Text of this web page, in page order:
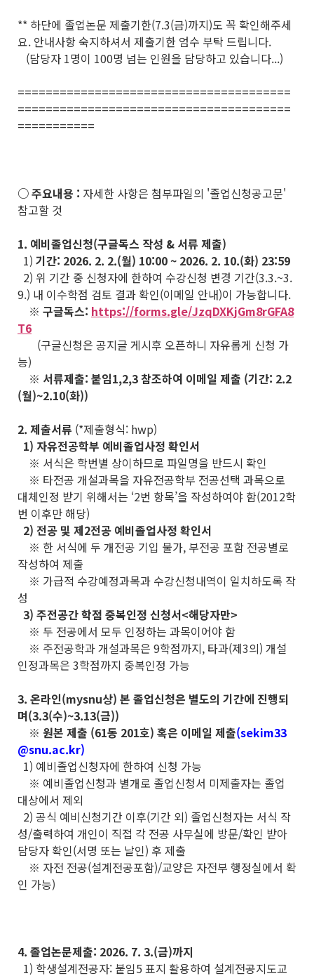
** 하단에 졸업논문 제출기한(7.3(금)까지)도 꼭 확인해주세
요. 안내사항 숙지하셔서 제출기한 엄수 부탁 드립니다.
(담당자 1명이 100명 넘는 인원을 담당하고 있습니다...)
=======================================
=======================================
===========
○ 주요내용 : 자세한 사항은 첨부파일의 '졸업신청공고문'
참고할 것
1. 예비졸업신청(구글독스 작성 & 서류 제출)
1) 기간: 2026. 2. 2.(월) 10:00 ~ 2026. 2. 10.(화) 23:59
2) 위 기간 중 신청자에 한하여 수강신청 변경 기간(3.3.~3.
9.) 내 이수학점 검토 결과 확인(이메일 안내)이 가능합니다.
※ 구글독스: https://forms.gle/JzqDXKjGm8rGFA8
T6
(구글신청은 공지글 게시후 오픈하니 자유롭게 신청 가
능)
※ 서류제출: 붙임1,2,3 참조하여 이메일 제출 (기간: 2.2
(월)~2.10(화))
2. 제출서류 (*제출형식: hwp)
1) 자유전공학부 예비졸업사정 확인서
※ 서식은 학번별 상이하므로 파일명을 반드시 확인
※ 타전공 개설과목을 자유전공학부 전공선택 과목으로
대체인정 받기 위해서는 ‘2번 항목’을 작성하여야 함(2012학
번 이후만 해당)
2) 전공 및 제2전공 예비졸업사정 확인서
※ 한 서식에 두 개전공 기입 불가, 부전공 포함 전공별로
작성하여 제출
※ 가급적 수강예정과목과 수강신청내역이 일치하도록 작
성
3) 주전공간 학점 중복인정 신청서<해당자만>
※ 두 전공에서 모두 인정하는 과목이어야 함
※ 주전공학과 개설과목은 9학점까지, 타과(제3의) 개설
인정과목은 3학점까지 중복인정 가능
3. 온라인(mysnu상) 본 졸업신청은 별도의 기간에 진행되
며(3.3(수)~3.13(금))
※ 원본 제출 (61동 201호) 혹은 이메일 제출(sekim33
@snu.ac.kr)
1) 예비졸업신청자에 한하여 신청 가능
※ 예비졸업신청과 별개로 졸업신청서 미제출자는 졸업
대상에서 제외
2) 공식 예비신청기간 이후(기간 외) 졸업신청자는 서식 작
성/출력하여 개인이 직접 각 전공 사무실에 방문/확인 받아
담당자 확인(서명 또는 날인) 후 제출
※ 자전 전공(설계전공포함)/교양은 자전부 행정실에서 확
인 가능)
4. 졸업논문제출: 2026. 7. 3.(금)까지
1) 학생설계전공자: 붙임5 표지 활용하여 설계전공지도교